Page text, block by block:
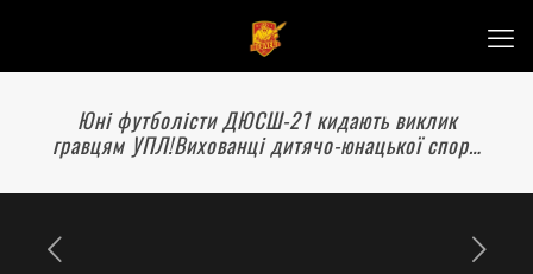
Юні футболісти ДЮСШ-21 кидають виклик
гравцям УПЛ!Вихованці дитячо-юнацької спор…